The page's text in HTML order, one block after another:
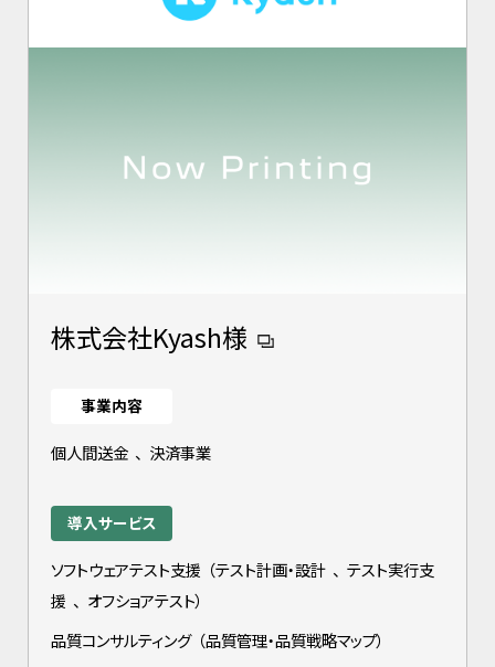
株式会社Kyash様
事業内容
個人間送金 、 決済事業
導入サービス
ソフトウェアテスト支援 （テスト計画・設計 、 テスト実行支
援 、 オフショアテスト）
品質コンサルティング （品質管理・品質戦略マップ）